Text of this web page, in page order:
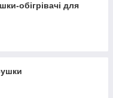
обігрівачі для